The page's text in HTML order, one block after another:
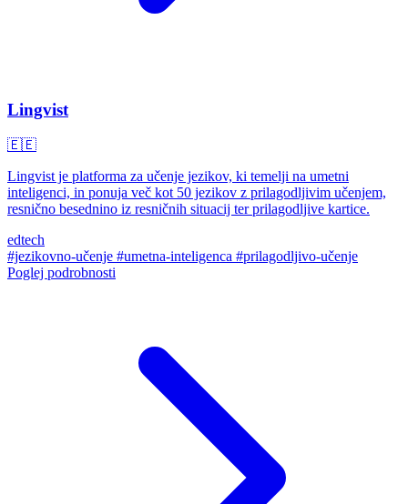
Lingvist
🇪🇪
Lingvist je platforma za učenje jezikov, ki temelji na umetni
inteligenci, in ponuja več kot 50 jezikov z prilagodljivim učenjem,
resnično besednino iz resničnih situacij ter prilagodljive kartice.
edtech
#jezikovno-učenje #umetna-inteligenca #prilagodljivo-učenje
Poglej podrobnosti